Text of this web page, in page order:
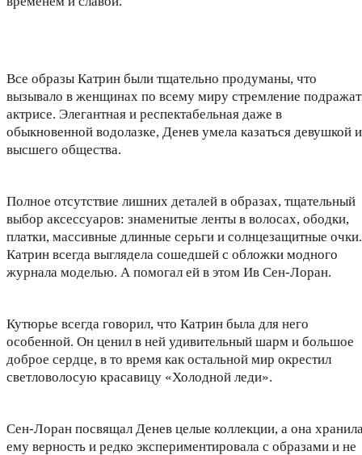
Все образы Катрин были тщательно продуманы, что
вызывало в женщинах по всему миру стремление
актрисе. Элегантная и респектабельная даже в
обыкновенной водолазке, Денев умела казаться девушкой
высшего общества.
Полное отсутствие лишних деталей в образах, тщательный
выбор аксессуаров: знаменитые ленты в волосах, ободки,
платки, массивные длинные серьги и солнцезащитные очки.
Катрин всегда выглядела сошедшей с обложки модного
журнала моделью. А помогал ей в этом Ив Сен-Лоран.
Кутюрье всегда говорил, что Катрин была для него
особенной. Он ценил в ней удивительный шарм и большое
доброе сердце, в то время как остальной мир окрестил
светловолосую красавицу «Холодной леди».
Сен-Лоран посвящал Денев целые коллекции, а она
ему верность и редко экспериментировала с образами и не